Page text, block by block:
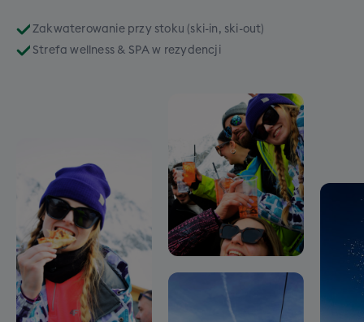
Zakwaterowanie przy stoku (ski-in, ski-out)
Strefa wellness & SPA w rezydencji